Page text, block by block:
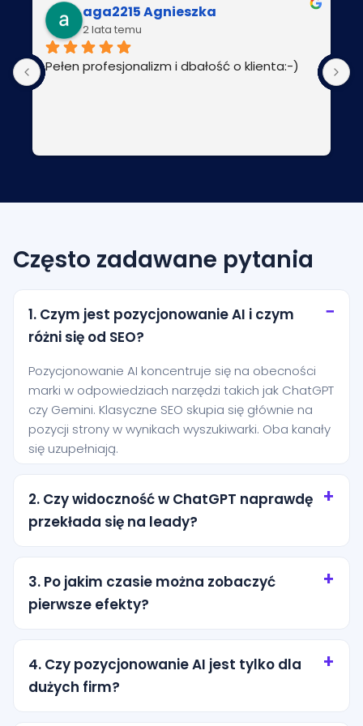
aga2215 Agnieszka
2 lata temu
Pełen profesjonalizm i dbałość o klienta:-)
Często zadawane pytania
1. Czym jest pozycjonowanie AI i czym
różni się od SEO?
Pozycjonowanie AI koncentruje się na obecności
marki w odpowiedziach narzędzi takich jak ChatGPT
czy Gemini. Klasyczne SEO skupia się głównie na
pozycji strony w wynikach wyszukiwarki. Oba kanały
się uzupełniają.
2. Czy widoczność w ChatGPT naprawdę
przekłada się na leady?
Tak, szczególnie przy zapytaniach o wysokiej
intencji. Użytkownik często pyta AI o rekomendację
konkretnej usługi i jest bliżej decyzji niż osoba, która
dopiero przegląda ogólne wyniki wyszukiwania.
3. Po jakim czasie można zobaczyć
pierwsze efekty?
Pierwsze efekty zwykle pojawiają się po kilku
tygodniach od wdrożenia podstaw. Trwalsze
rezultaty wymagają regularnej pracy nad treścią,
strukturą i autorytetem marki.
4. Czy pozycjonowanie AI jest tylko dla
dużych firm?
Nie. Dla lokalnych firm z miasta Tarnogród to często